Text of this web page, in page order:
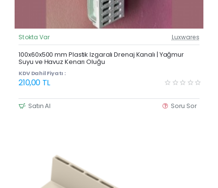
Güncel Fiyat
Stokta Var Luxwares
100x60x500 mm Plastik Izgaralı Drenaj Kanalı | Yağmur
Suyu ve Havuz Kenarı Oluğu
KDV Dahil Fiyatı :
210,00 TL
Satın Al Soru Sor